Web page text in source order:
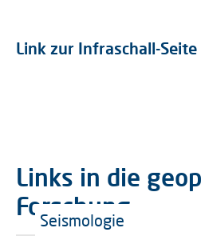
Link zur Infraschall-Seite
Links in die
Forschung
Seismologie